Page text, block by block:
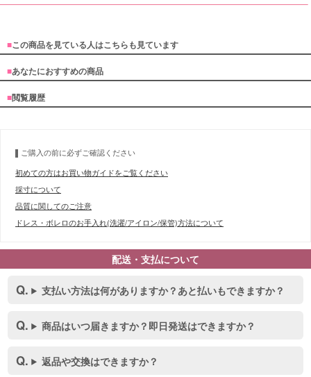
■スペック表
■この商品を見ている人はこちらも見ています
■あなたにおすすめの商品
■閲覧履歴
ご購入の前に必ずご確認ください
初めての方はお買い物ガイドをご覧ください
採寸について
品質に関してのご注意
ドレス・ボレロのお手入れ(洗濯/アイロン/保管)方法について
配送・支払について
支払い方法は何がありますか？あと払いもできますか？
商品はいつ届きますか？即日発送はできますか？
返品や交換はできますか？